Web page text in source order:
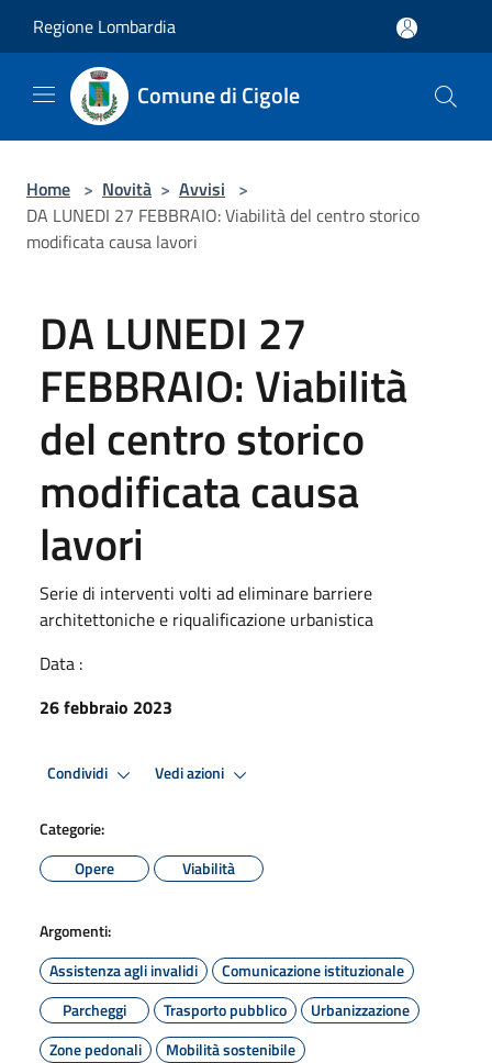
Regione Lombardia
Comune di Cigole
Home > Novità > Avvisi >
DA LUNEDI 27 FEBBRAIO: Viabilità del centro storico
modificata causa lavori
DA LUNEDI 27
FEBBRAIO: Viabilità
del centro storico
modificata causa
lavori
Serie di interventi volti ad eliminare barriere
architettoniche e riqualificazione urbanistica
Data :
26 febbraio 2023
Condividi Vedi azioni
Categorie:
Opere
Viabilità
Argomenti:
Assistenza agli invalidi
Comunicazione istituzionale
Parcheggi
Trasporto pubblico
Urbanizzazione
Zone pedonali
Mobilità sostenibile